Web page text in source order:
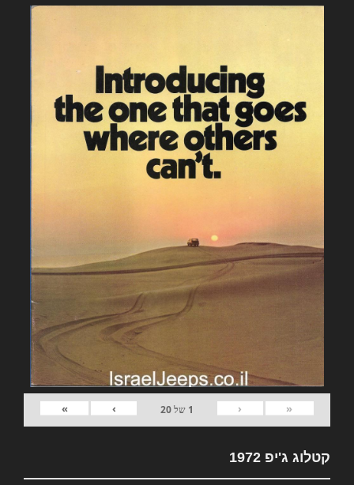
«
‹
1 של20
›
»
קטלוג ג'יפ 1972